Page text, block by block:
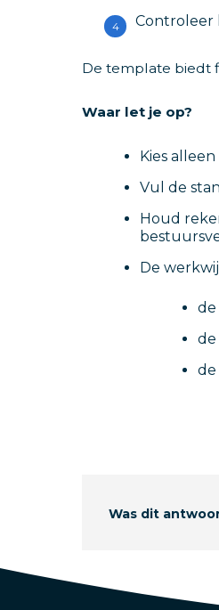
Controleer
De template biedt
Waar let je op?
Kies
Vul de
Houd
De
de
de
de
Was dit